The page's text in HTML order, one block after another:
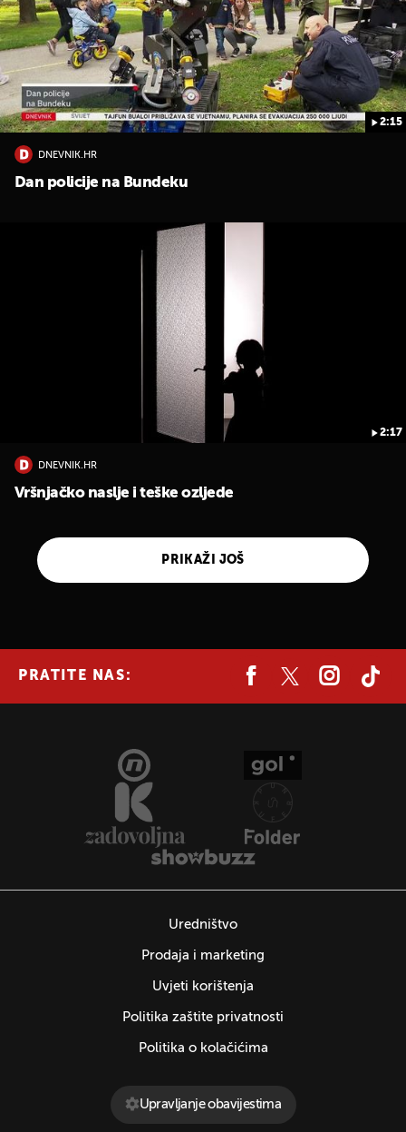
2:15
DNEVNIK.HR
Dan policije na Bundeku
2:17
DNEVNIK.HR
Vršnjačko naslje i teške ozljede
PRIKAŽI JOŠ
PRATITE NAS:
Uredništvo
Prodaja i marketing
Uvjeti korištenja
Politika zaštite privatnosti
Politika o kolačićima
Upravljanje obavijestima